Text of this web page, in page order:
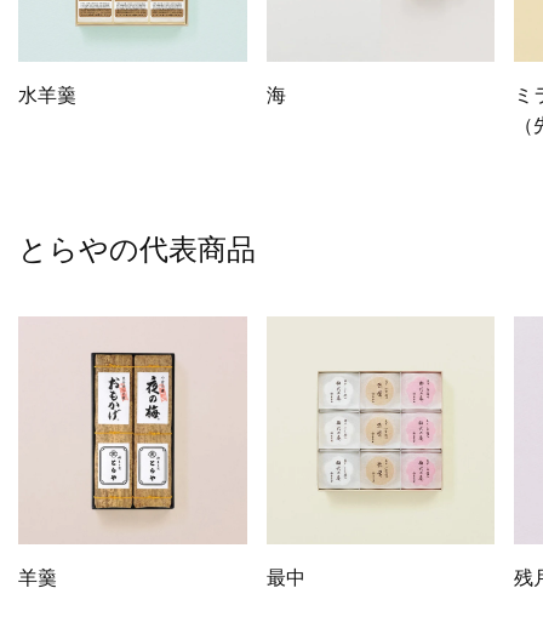
水羊羹 海
ミ
とらやの代表商品
羊羹 最中 残